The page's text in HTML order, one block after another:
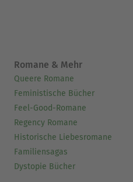
Romane & Mehr
Queere Romane
Feministische Bücher
Feel-Good-Romane
Regency Romane
Historische Liebesromane
Familiensagas
Dystopie Bücher